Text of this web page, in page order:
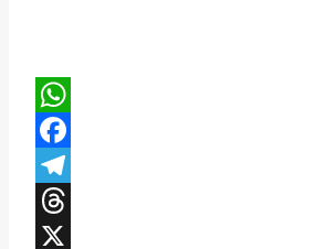
WhatsApp
Facebook
Telegram
Threads